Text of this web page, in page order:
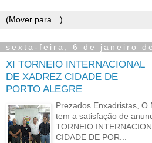
sexta-feira, 6 de janeiro
XI TORNEIO INTERNACIONAL
DE XADREZ CIDADE DE
PORTO ALEGRE
Prezados Enxadristas, O
tem a satisfação de
TORNEIO
CIDADE DE POR...